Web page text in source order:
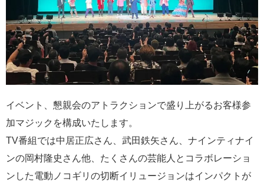
イベント、懇親会のアトラクションで盛り上がるお客様参
加マジックを構成いたします。
TV番組では中居正広さん、武田鉄矢さん、ナインティナイ
ンの岡村隆史さん他、たくさんの芸能人とコラボレーショ
ンした電動ノコギリの切断イリュージョンはインパクトが